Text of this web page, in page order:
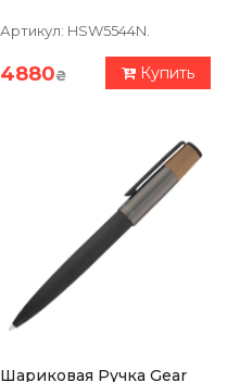
Артикул: HSW5544N.
4880₴ Купить
Шариковая Ручка Gear